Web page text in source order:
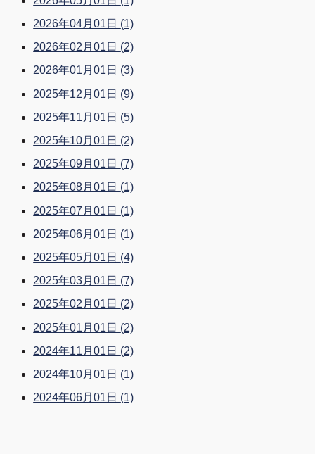
2026年04月01日 (1)
2026年02月01日 (2)
2026年01月01日 (3)
2025年12月01日 (9)
2025年11月01日 (5)
2025年10月01日 (2)
2025年09月01日 (7)
2025年08月01日 (1)
2025年07月01日 (1)
2025年06月01日 (1)
2025年05月01日 (4)
2025年03月01日 (7)
2025年02月01日 (2)
2025年01月01日 (2)
2024年11月01日 (2)
2024年10月01日 (1)
2024年06月01日 (1)